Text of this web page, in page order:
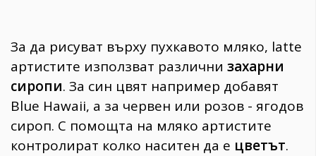
За да рисуват върху пухкавото мляко, latte
артистите използват различни захарни
сиропи. За син цвят например добавят
Blue Hawaii, а за червен или розов - ягодов
сироп. С помощта на мляко артистите
контролират колко наситен да е цветът.